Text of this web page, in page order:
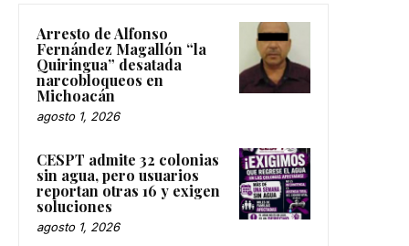
Arresto de Alfonso
Fernández Magallón “la
Quiringua” desatada
narcobloqueos en
Michoacán
agosto 1, 2026
CESPT admite 32 colonias
sin agua, pero usuarios
reportan otras 16 y exigen
soluciones
agosto 1, 2026